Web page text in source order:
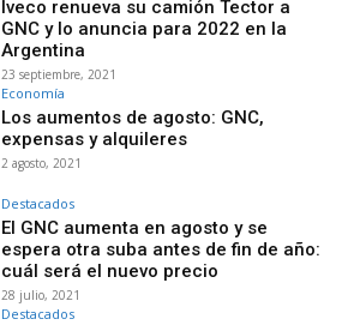
Iveco renueva su camión Tector a
GNC y lo anuncia para 2022 en la
Argentina
23 septiembre, 2021
Economía
Los aumentos de agosto: GNC,
expensas y alquileres
2 agosto, 2021
Destacados
El GNC aumenta en agosto y se
espera otra suba antes de fin de año:
cuál será el nuevo precio
28 julio, 2021
Destacados